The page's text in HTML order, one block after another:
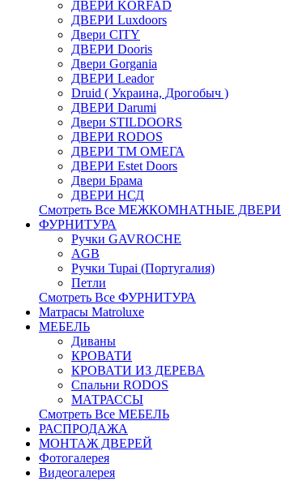
ДВЕРИ KORFAD
ДВЕРИ Luxdoors
Двери CITY
ДВЕРИ Dooris
Двери Gorgania
ДВЕРИ Leador
Druid ( Украина, Дрогобыч )
ДВЕРИ Darumi
Двери STILDOORS
ДВЕРИ RODOS
ДВЕРИ ТМ ОМЕГА
ДВЕРИ Estet Doors
Двери Брама
ДВЕРИ НСД
Смотреть Все МЕЖКОМНАТНЫЕ ДВЕРИ
ФУРНИТУРА
Ручки GAVROCHE
AGB
Ручки Tupai (Португалия)
Петли
Смотреть Все ФУРНИТУРА
Матрасы Matroluxe
МЕБЕЛЬ
Диваны
КРОВАТИ
КРОВАТИ ИЗ ДЕРЕВА
Спальни RODOS
МАТРАССЫ
Смотреть Все МЕБЕЛЬ
РАСПРОДАЖА
МОНТАЖ ДВЕРЕЙ
Фотогалерея
Видеогалерея